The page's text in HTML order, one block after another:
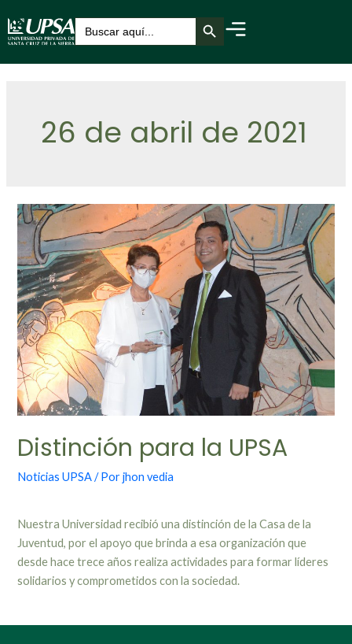
Buscar: Botón de búsqueda
26 de abril de 2021
Distinción para la UPSA
Noticias UPSA/ Porjhon vedia
Nuestra Universidad recibió una distinción de la Casa de la
Juventud, por el apoyo que brinda a esa organización que
desde hace trece años realiza actividades para formar líderes
solidarios y comprometidos con la sociedad.